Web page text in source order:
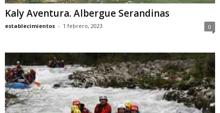
Kaly Aventura. Albergue Serandinas
establecimientos - 1 febrero, 2023 0